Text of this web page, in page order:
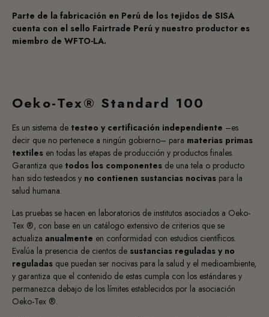
Parte de la fabricación en Perú de los tejidos de SISA
cuenta con el sello Fairtrade Perú y nuestro productor es
miembro de WFTO-LA.
Oeko-Tex® Standard 100
Es un sistema de testeo y certificación independiente –es
decir que no pertenece a ningún gobierno– para materias primas
textiles en todas las etapas de producción y productos finales.
Garantiza que todos los componentes de una tela o producto
han sido testeados y no contienen sustancias nocivas para la
salud humana.
Las pruebas se hacen en laboratorios de institutos asociados a Oeko-
Tex ®, con base en un catálogo extensivo de criterios que se
actualiza anualmente en conformidad con estudios científicos.
Evalúa la presencia de cientos de sustancias reguladas y no
reguladas que puedan ser nocivas para la salud y el medioambiente,
y garantiza que el contenido de estas cumpla con los estándares y
permanezca debajo de los límites establecidos por la asociación
Oeko-Tex ®.